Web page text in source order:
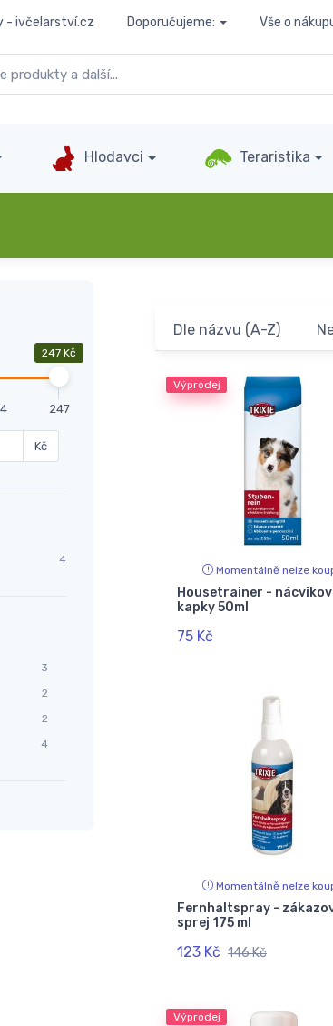
- ivčelarství.cz Doporučujeme: Vše o
Hlodavci Teraristika
247 Kč
247
Kč
4
3
2
2
4
Dle názvu (A-Z)
Výprodej
Momentálně nelze
Housetrainer -
kapky 50ml
75 Kč
Momentálně nelze
Fernhaltspray -
sprej 175 ml
123 Kč 146 Kč
Výprodej